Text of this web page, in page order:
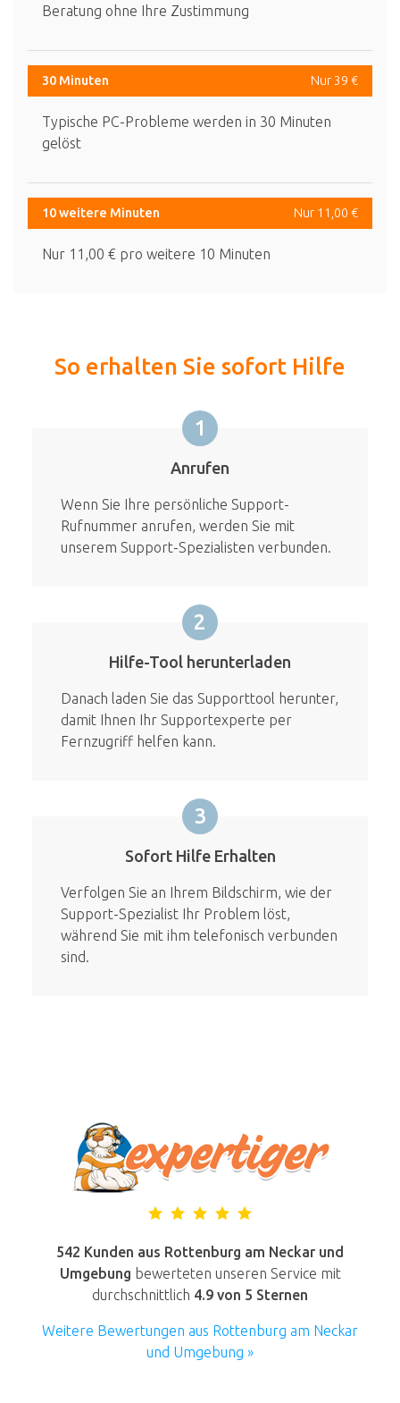
Beratung ohne Ihre Zustimmung
30 Minuten Nur 39 €
Typische PC-Probleme werden in 30 Minuten
gelöst
10 weitere Minuten Nur 11,00 €
Nur 11,00 € pro weitere 10 Minuten
So erhalten Sie sofort Hilfe
1
Anrufen
Wenn Sie Ihre persönliche Support-
Rufnummer anrufen, werden Sie mit
unserem Support-Spezialisten verbunden.
2
Hilfe-Tool herunterladen
Danach laden Sie das Supporttool herunter,
damit Ihnen Ihr Supportexperte per
Fernzugriff helfen kann.
3
Sofort Hilfe Erhalten
Verfolgen Sie an Ihrem Bildschirm, wie der
Support-Spezialist Ihr Problem löst,
während Sie mit ihm telefonisch verbunden
sind.
542 Kunden aus Rottenburg am Neckar und
Umgebung bewerteten unseren Service mit
durchschnittlich 4.9 von 5 Sternen
Weitere Bewertungen aus Rottenburg am Neckar
und Umgebung »